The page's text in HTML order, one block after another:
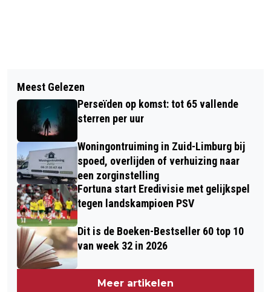
JUDITH BÜHLER GAAT ZICH OP
CAMPAGNE TWEEDE
KAMERVERKIEZINGEN RICHTEN
VIDEO: BOUW DAF FABRIEK HOLTUM
1965 1966
Meest Gelezen
Perseïden op komst: tot 65 vallende
sterren per uur
Woningontruiming in Zuid-Limburg bij
spoed, overlijden of verhuizing naar
een zorginstelling
Fortuna start Eredivisie met gelijkspel
tegen landskampioen PSV
Dit is de Boeken-Bestseller 60 top 10
van week 32 in 2026
Meer artikelen